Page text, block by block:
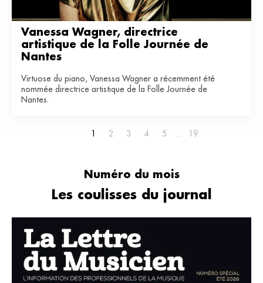
Vanessa Wagner, directrice
artistique de la Folle Journée de
Nantes
Virtuose du piano, Vanessa Wagner a récemment été
nommée directrice artistique de la Folle Journée de
Nantes.
1 2 3 4 5 19
Numéro du mois
Les coulisses du journal